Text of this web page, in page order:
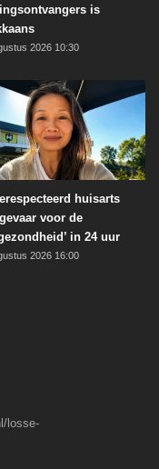
is
2026 10:30
huisarts
voor de
in 24 uur
2026 16:00
losse-